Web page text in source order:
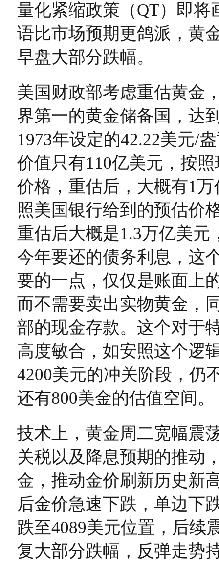
量化紧缩政策（QT）即将
语比市场预期更鸽派，黄
早盘大部分跌幅。
美国财政部考虑重估黄金
界第一的黄金储备国，达
1973年设定的42.22美元/
价值只有110亿美元，按
价格，重估后，大概有1
照美国银行给到的预估价
重估后大概是1.3万亿美元
今年要还的债务利息，这
要的一点，仅仅是账面上
而不需要卖出实物黄金，
部的现金存款。这个对于
高度敏合，如安照这个逻
4200美元的冲关阶段，仍
还有800美金的估值空间。
技术上，黄金周二宽幅震
关税以及降息预期的推动
金，推动金价刷新历史新
后金价急速下跌，单边下
跌至4089美元位置，后续
复大部分跌幅，反弹走势